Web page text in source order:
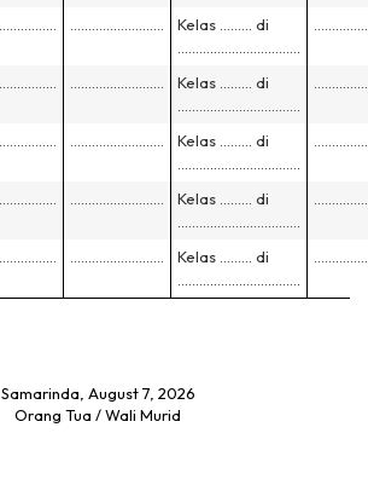
Kelas ……… di
Kelas ……… di
Kelas ……… di
Kelas ……… di
Kelas ……… di
Samarinda, August 7, 2026
Orang Tua / Wali Murid